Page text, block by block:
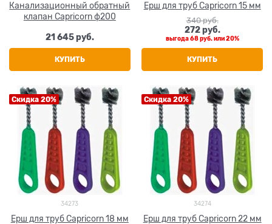
Канализационный обратный
клапан Capricorn ф200
21 645 руб.
КУПИТЬ
Ерш для труб Capricorn 15 мм
340 руб.
272 руб.
выгода68 руб.или20%
КУПИТЬ
Скидка 20%
34273
Ерш для труб Capricorn 18 мм
Скидка 20%
34274
Ерш для труб Capricorn 22 мм